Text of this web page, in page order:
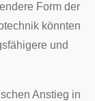
Form der
könnten
und
Anstieg in